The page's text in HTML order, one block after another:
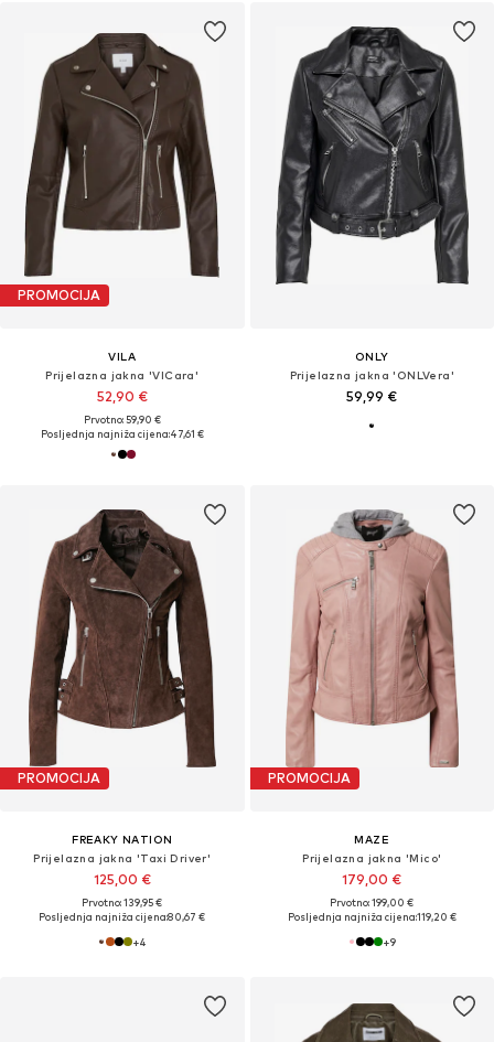
PROMOCIJA
VILA
Prijelazna jakna 'VICara'
52,90 €
Prvotno: 59,90 €
Posljednja najniža cijena:47,61 €
ONLY
Prijelazna jakna 'ONLVera'
59,99 €
PROMOCIJA
FREAKY NATION
Prijelazna jakna 'Taxi Driver'
125,00 €
Prvotno: 139,95 €
Posljednja najniža cijena:80,67 €
+4
PROMOCIJA
MAZE
Prijelazna jakna 'Mico'
179,00 €
Prvotno: 199,00 €
Posljednja najniža cijena:119,20 €
+9